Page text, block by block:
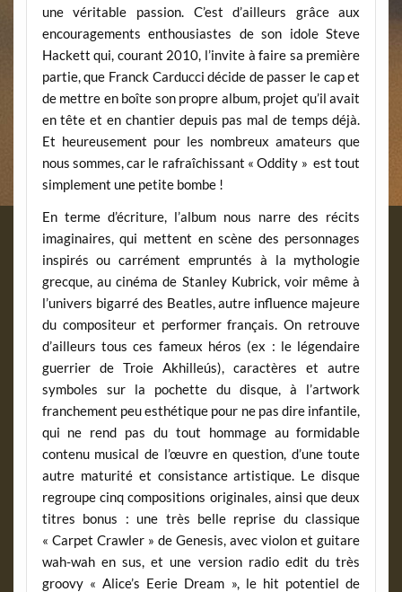
une véritable passion. C’est d’ailleurs grâce aux
encouragements enthousiastes de son idole Steve
Hackett qui, courant 2010, l’invite à faire sa première
partie, que Franck Carducci décide de passer le cap et
de mettre en boîte son propre album, projet qu’il avait
en tête et en chantier depuis pas mal de temps déjà.
Et heureusement pour les nombreux amateurs que
nous sommes, car le rafraîchissant « Oddity » est tout
simplement une petite bombe !
En terme d’écriture, l’album nous narre des récits
imaginaires, qui mettent en scène des personnages
inspirés ou carrément empruntés à la mythologie
grecque, au cinéma de Stanley Kubrick, voir même à
l’univers bigarré des Beatles, autre influence majeure
du compositeur et performer français. On retrouve
d’ailleurs tous ces fameux héros (ex : le légendaire
guerrier de Troie Akhilleús), caractères et autre
symboles sur la pochette du disque, à l’artwork
franchement peu esthétique pour ne pas dire infantile,
qui ne rend pas du tout hommage au formidable
contenu musical de l’œuvre en question, d’une toute
autre maturité et consistance artistique. Le disque
regroupe cinq compositions originales, ainsi que deux
titres bonus : une très belle reprise du classique
« Carpet Crawler » de Genesis, avec violon et guitare
wah-wah en sus, et une version radio edit du très
groovy « Alice’s Eerie Dream », le hit potentiel de